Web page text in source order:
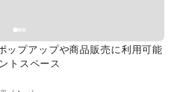
ップアップや商品販売に利用可能
トスペース